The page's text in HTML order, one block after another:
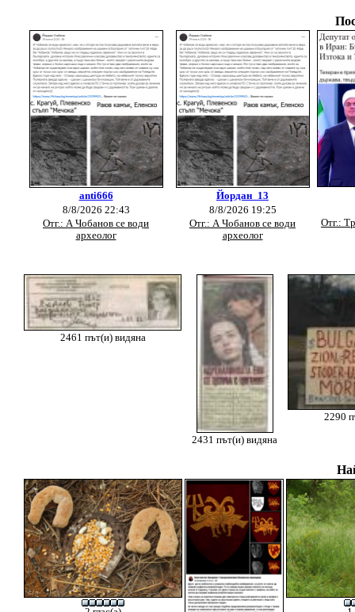
anti666
8/8/2026 22:43
Отг.: А Чобанов се води
археолог
Йордан_13
8/8/2026 19:25
Отг.: А Чобанов се води
археолог
Отг.:
2461 път(и) видяна
2431 път(и) видяна
2290